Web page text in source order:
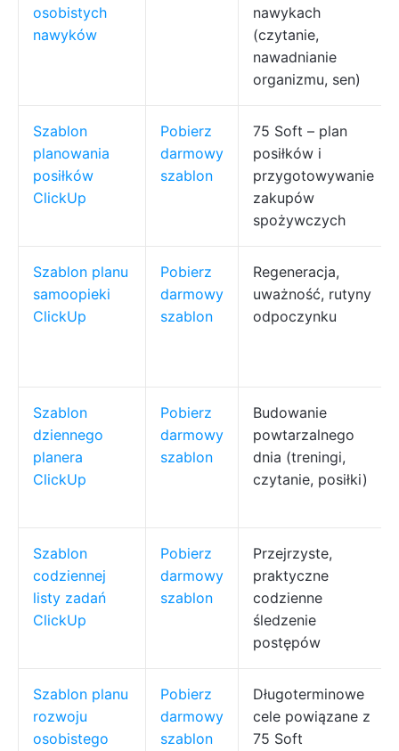
osobistych
nawyków
nawykach
(czytanie,
nawadnianie
organizmu, sen)
Szablon
planowania
posiłków
ClickUp
Pobierz
darmowy
szablon
75 Soft – plan
posiłków i
przygotowywanie
zakupów
spożywczych
Szablon planu
samoopieki
ClickUp
Pobierz
darmowy
szablon
Regeneracja,
uważność, rutyny
odpoczynku
Szablon
dziennego
planera
ClickUp
Pobierz
darmowy
szablon
Budowanie
powtarzalnego
dnia (treningi,
czytanie, posiłki)
Szablon
codziennej
listy zadań
ClickUp
Pobierz
darmowy
szablon
Przejrzyste,
praktyczne
codzienne
śledzenie
postępów
Szablon planu
rozwoju
osobistego
Pobierz
darmowy
szablon
Długoterminowe
cele powiązane z
75 Soft